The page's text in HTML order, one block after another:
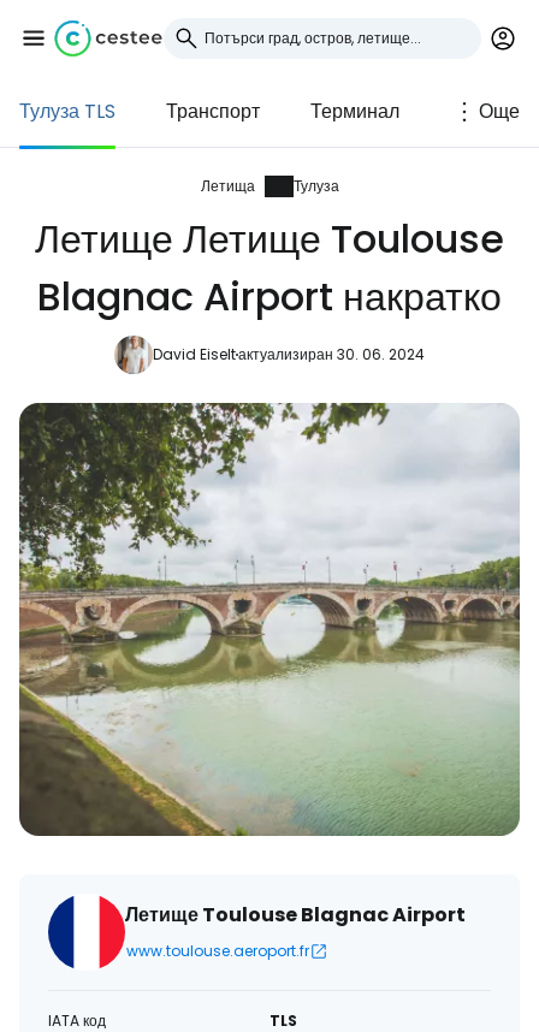
Тулуза TLS Транспорт Терминал Още
Летища Тулуза
Летище Летище Toulouse
Blagnac Airport накратко
David Eiseltактуализиран 30. 06. 2024
Летище Toulouse Blagnac Airport
www.toulouse.aeroport.fr
IATA код
TLS
Влезте в Cestee
... световната общност на туристите
Продължете с Google
Продължете с Facebook
Продължете с имейл